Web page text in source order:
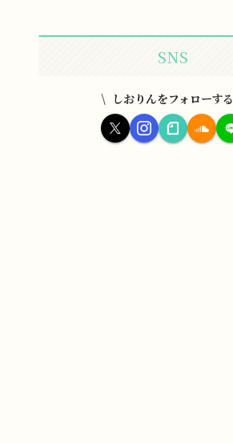
SNS
しおりんをフォローする